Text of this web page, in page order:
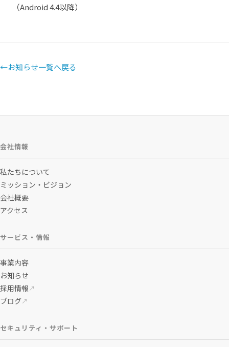
（Android 4.4以降）
←お知らせ一覧へ戻る
会社情報
私たちについて
ミッション・ビジョン
会社概要
アクセス
サービス・情報
事業内容
お知らせ
採用情報 ↗
ブログ↗
セキュリティ・サポート